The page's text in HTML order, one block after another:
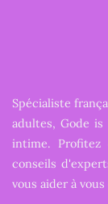
Spécialiste
adultes, Gode
intime. Profitez
conseils
vous aider à